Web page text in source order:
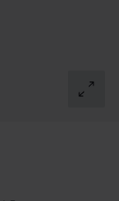
2
GEHEN 3
GEHEN 4
FOLIE GEHEN